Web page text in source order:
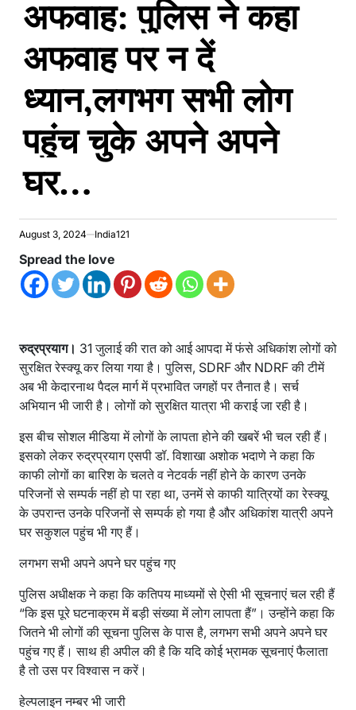
अफवाह: पुलिस ने कहा
अफवाह पर न दें
ध्यान,लगभग सभी लोग
पहुंच चुके अपने अपने
घर…
August 3, 2024 India121
Spread the love
रुद्रप्रयाग। 31 जुलाई की रात को आई आपदा में फंसे अधिकांश लोगों को
सुरक्षित रेस्क्यू कर लिया गया है। पुलिस, SDRF और NDRF की टीमें
अब भी केदारनाथ पैदल मार्ग में प्रभावित जगहों पर तैनात है। सर्च
अभियान भी जारी है। लोगों को सुरक्षित यात्रा भी कराई जा रही है।
इस बीच सोशल मीडिया में लोगों के लापता होने की खबरें भी चल रही हैं।
इसको लेकर रुद्रप्रयाग एसपी डॉ. विशाखा अशोक भदाणे ने कहा कि
काफी लोगों का बारिश के चलते व नेटवर्क नहीं होने के कारण उनके
परिजनों से सम्पर्क नहीं हो पा रहा था, उनमें से काफी यात्रियों का रेस्क्यू
के उपरान्त उनके परिजनों से सम्पर्क हो गया है और अधिकांश यात्री अपने
घर सकुशल पहुंच भी गए हैं।
लगभग सभी अपने अपने घर पहुंच गए
पुलिस अधीक्षक ने कहा कि कतिपय माध्यमों से ऐसी भी सूचनाएं चल रही हैं
“कि इस पूरे घटनाक्रम में बड़ी संख्या में लोग लापता हैं”। उन्होंने कहा कि
जितने भी लोगों की सूचना पुलिस के पास है, लगभग सभी अपने अपने घर
पहुंच गए हैं। साथ ही अपील की है कि यदि कोई भ्रामक सूचनाएं फैलाता
है तो उस पर विश्वास न करें।
हेल्पलाइन नम्बर भी जारी